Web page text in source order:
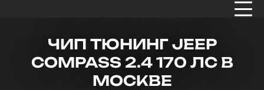
ЧИП ТЮНИНГ JEEP
COMPASS 2.4 170 ЛС В
МОСКВЕ